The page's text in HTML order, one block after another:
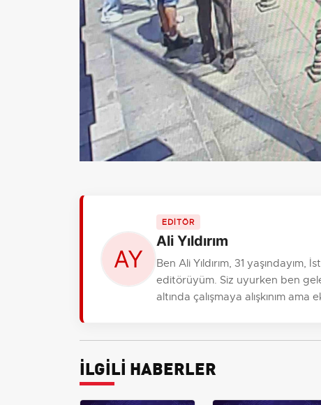
EDİTÖR
Ali Yıldırım
Ben Ali Yıldırım, 31
editörüyüm. Siz uyurken ben
altında çalışmaya alışkınım
İLGİLİ HABERLER